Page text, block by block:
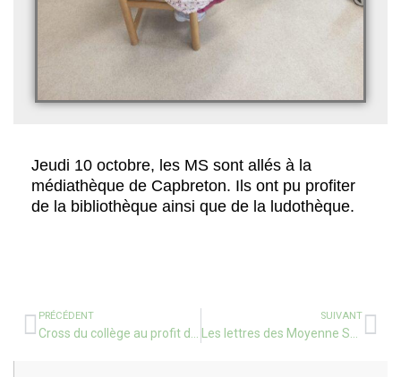
Jeudi 10 octobre, les MS sont allés à la
médiathèque de Capbreton. Ils ont pu profiter
de la bibliothèque ainsi que de la ludothèque.
PRÉCÉDENT
Cross du collège au profit de l’association ELA
SUIVANT
Les lettres des Moyenne Section